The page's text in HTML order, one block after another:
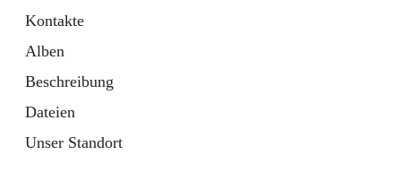
Kontakte
Alben
Beschreibung
Dateien
Unser Standort